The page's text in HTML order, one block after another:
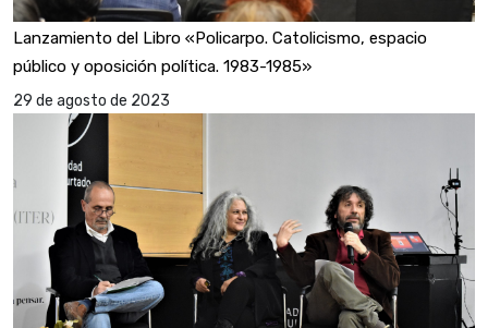
Lanzamiento del Libro «Policarpo. Catolicismo, espacio
público y oposición política. 1983-1985»
29 de agosto de 2023